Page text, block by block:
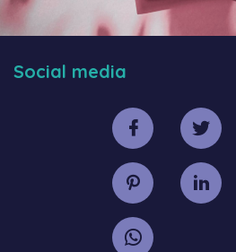
Social media